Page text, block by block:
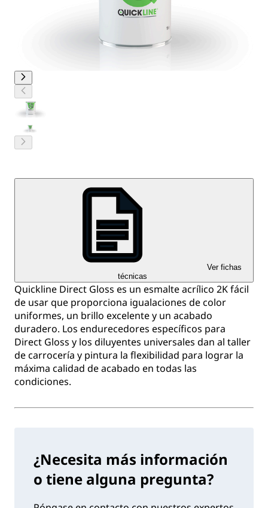
Ver fichas
técnicas
Quickline Direct Gloss es un esmalte acrílico 2K fácil
de usar que proporciona igualaciones de color
uniformes, un brillo excelente y un acabado
duradero. Los endurecedores específicos para
Direct Gloss y los diluyentes universales dan al taller
de carrocería y pintura la flexibilidad para lograr la
máxima calidad de acabado en todas las
condiciones.
¿Necesita más información
o tiene alguna pregunta?